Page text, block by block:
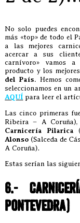
No solo puedes
más «top» de todo el
a las mejores
acercar a sus
carnívoro» vamos
producto y los
del País. Hemos
seleccionamos en un
AQUÍ para leer el
Las cinco primeras
Ribeira – A Coruña),
Carnicería Pilarica
Alonso (Salceda de
A Coruña).
Estas serían las
6.-
PONTEVEDRA)